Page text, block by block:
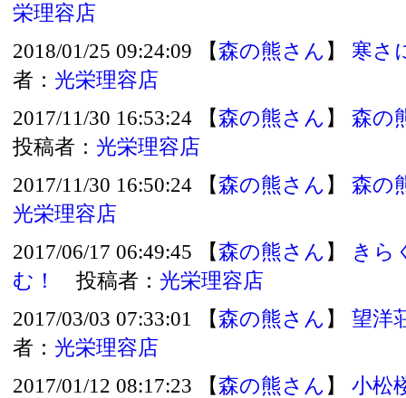
栄理容店
2018/01/25 09:24:09 【森の熊さん】 寒さ
者： 光栄理容店
2017/11/30 16:53:24 【森の熊さん】 森の
投稿者： 光栄理容店
2017/11/30 16:50:24 【森の熊さん】 森の
光栄理容店
2017/06/17 06:49:45 【森の熊さん】
きら
む！
投稿者： 光栄理容店
2017/03/03 07:33:01 【森の熊さん】 望洋
者： 光栄理容店
2017/01/12 08:17:23 【森の熊さん】 小松